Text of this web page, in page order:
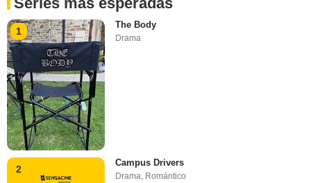
1
The Body
Drama
2
Campus Drivers
Drama Romántico